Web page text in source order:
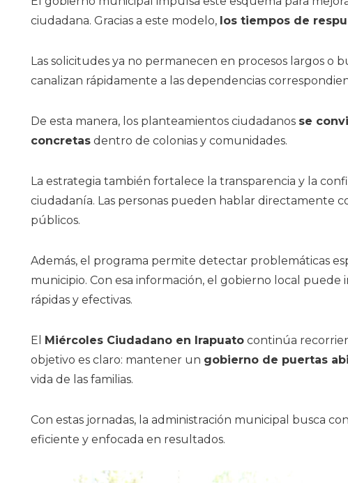
ciudadana. Gracias a este modelo, los tiempos de
Las solicitudes ya no permanecen en procesos largos o
canalizan rápidamente a las dependencias
De esta manera, los planteamientos ciudadanos se
concretas dentro de colonias y comunidades.
La estrategia también fortalece la transparencia y la
ciudadanía. Las personas pueden hablar directamente
públicos.
Además, el programa permite detectar problemáticas
municipio. Con esa información, el gobierno local puede
rápidas y efectivas.
El Miércoles Ciudadano en Irapuato continúa
objetivo es claro: mantener un gobierno de puertas
vida de las familias.
Con estas jornadas, la administración municipal busca
eficiente y enfocada en resultados.